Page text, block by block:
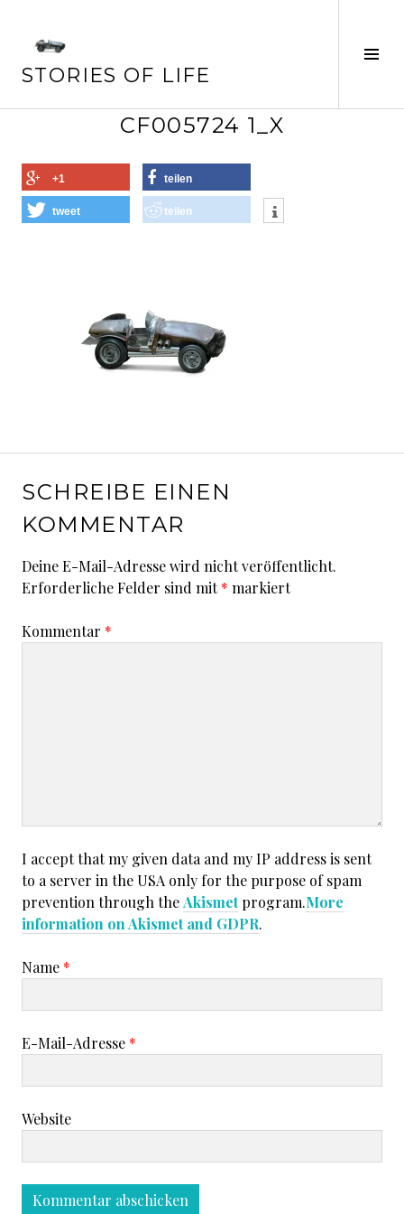
Inhalt
STORIES OF LIFE
CF005724 1_X
+1 teilen
tweet teilen
SCHREIBE EINEN
KOMMENTAR
Deine E-Mail-Adresse wird nicht veröffentlicht.
Erforderliche Felder sind mit* markiert
Kommentar *
I accept that my given data and my IP address is sent
to a server in the USA only for the purpose of spam
prevention through theAkismetprogram.More
information on Akismet and GDPR.
Name *
E-Mail-Adresse *
Website